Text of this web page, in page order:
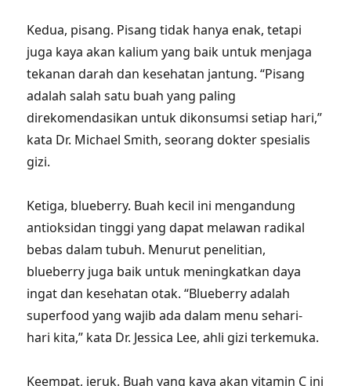
Kedua, pisang. Pisang tidak hanya enak, tetapi
juga kaya akan kalium yang baik untuk menjaga
tekanan darah dan kesehatan jantung. “Pisang
adalah salah satu buah yang paling
direkomendasikan untuk dikonsumsi setiap hari,”
kata Dr. Michael Smith, seorang dokter spesialis
gizi.
Ketiga, blueberry. Buah kecil ini mengandung
antioksidan tinggi yang dapat melawan radikal
bebas dalam tubuh. Menurut penelitian,
blueberry juga baik untuk meningkatkan daya
ingat dan kesehatan otak. “Blueberry adalah
superfood yang wajib ada dalam menu sehari-
hari kita,” kata Dr. Jessica Lee, ahli gizi terkemuka.
Keempat, jeruk. Buah yang kaya akan vitamin C ini